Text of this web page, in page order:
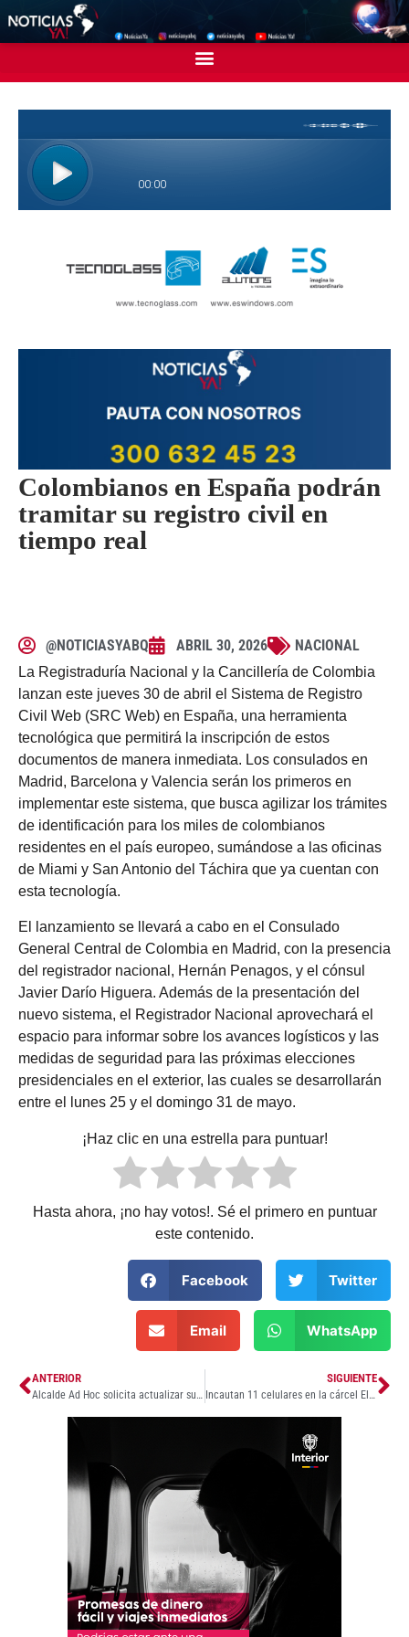
Colombianos en España podrán
tramitar su registro civil en
tiempo real
@NOTICIASYABQ ABRIL 30, 2026 NACIONAL
La Registraduría Nacional y la Cancillería de Colombia
lanzan este jueves 30 de abril el Sistema de Registro
Civil Web (SRC Web) en España, una herramienta
tecnológica que permitirá la inscripción de estos
documentos de manera inmediata. Los consulados en
Madrid, Barcelona y Valencia serán los primeros en
implementar este sistema, que busca agilizar los trámites
de identificación para los miles de colombianos
residentes en el país europeo, sumándose a las oficinas
de Miami y San Antonio del Táchira que ya cuentan con
esta tecnología.
El lanzamiento se llevará a cabo en el Consulado
General Central de Colombia en Madrid, con la presencia
del registrador nacional, Hernán Penagos, y el cónsul
Javier Darío Higuera. Además de la presentación del
nuevo sistema, el Registrador Nacional aprovechará el
espacio para informar sobre los avances logísticos y las
medidas de seguridad para las próximas elecciones
presidenciales en el exterior, las cuales se desarrollarán
entre el lunes 25 y el domingo 31 de mayo.
¡Haz clic en una estrella para puntuar!
Hasta ahora, ¡no hay votos!. Sé el primero en puntuar
este contenido.
Facebook Twitter
Email WhatsApp
ANTERIOR
Alcalde Ad Hoc solicita actualizar subsidios de arriendo para familias de Ciudad del Sol II tras 16 años de congelamiento
SIGUIENTE
Incautan 11 celulares en la cárcel El Bosque desde donde extorsionaban a comerciantes de Sincelejo